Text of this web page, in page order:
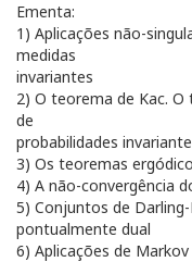
Ementa:
1) Aplicações não-
medidas
invariantes
2) O teorema de Kac.
de
probabilidades
3) Os teoremas
4) A não-convergência
5) Conjuntos de
pontualmente dual
6) Aplicações de